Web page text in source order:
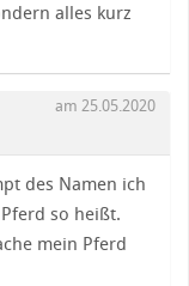
alles kurz
am 25.05.2020
des Namen ich
so heißt.
mein Pferd